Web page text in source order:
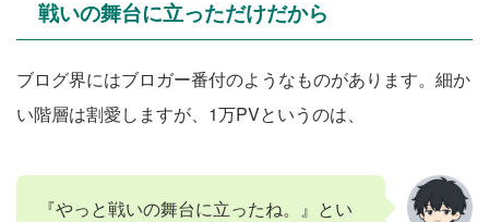
戦いの舞台に立っただけだから
ブログ界にはブロガー番付のようなものがあります。細か
い階層は割愛しますが、1万PVというのは、
『やっと戦いの舞台に立ったね。』とい